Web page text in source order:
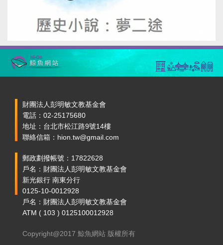
財團法人彭明敏文教基金會
電話：02-25175680
地址：台北市松江路9號14樓
聯絡信箱：hion.tw@gmail.com
郵政劃撥帳號：17822628
戶名：財團法人彭明敏文教基金會
新光銀行 南東分行
0125-10-0012928
戶名：財團法人彭明敏文教基金會
ATM ( 103 ) 0125100012928
Copyright@2017 鯨魚網站 版權所有